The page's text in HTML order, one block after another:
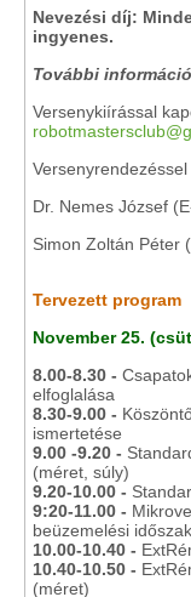
Nevezési díj:
ingyenes.
További
Versenykiírással
Dr. Nemes József
Simon Zoltán Péter
Tervezett program
November 25.
8.00-8.30 -
elfoglalása
8.30-9.00 -
ismertetése
9.00 -9.20 -
(méret, súly)
9.20-10.00 -
9:20-11.00 -
beüzemelési
10.00-10.40 -
10.40-10.50 -
(méret)